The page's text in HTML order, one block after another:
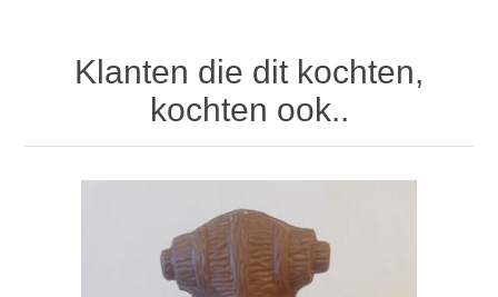
Klanten die dit kochten,
kochten ook..